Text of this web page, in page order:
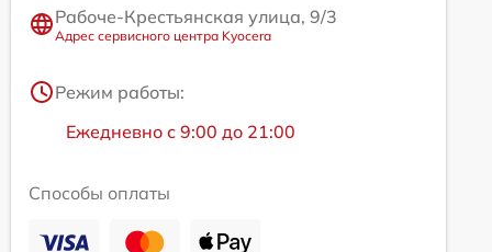
Рабоче-Крестьянская улица, 9/3
Адрес сервисного центра Kyocera
Режим работы:
Ежедневно с 9:00 до 21:00
Способы оплаты